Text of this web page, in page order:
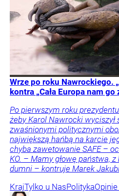
Wrze po roku Nawrockiego.
kontra „Cała Europa nam
Po pierwszym roku
żeby Karol Nawrocki
zwaśnionymi politycznymi
największą hańbą na karcie
chyba zawetowanie SAFE –
KO. – Mamy głowę państwa,
dumni – kontruje Marek
KrajTylko u NasPolityka